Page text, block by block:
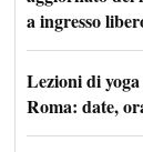
a ingresso
Lezioni di
Roma: date,